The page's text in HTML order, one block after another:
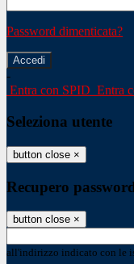
Password dimenticata?
-
Entra con SPID Entra
Seleziona utente
button close ×
Recupero
button close ×
all'indirizzo indicato con le